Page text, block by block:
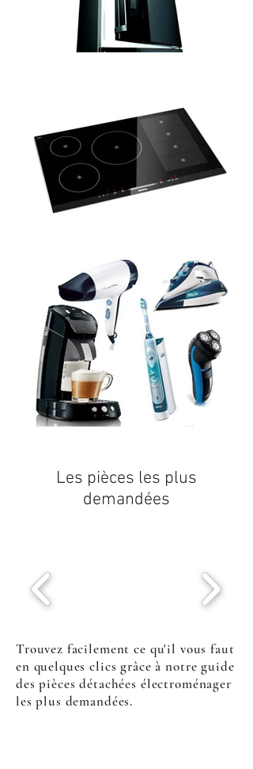
Les pièces les plus
demandées
Trouvez facilement ce qu'il vous faut
en quelques clics grâce à notre guide
des pièces détachées électroménager
les plus demandées.